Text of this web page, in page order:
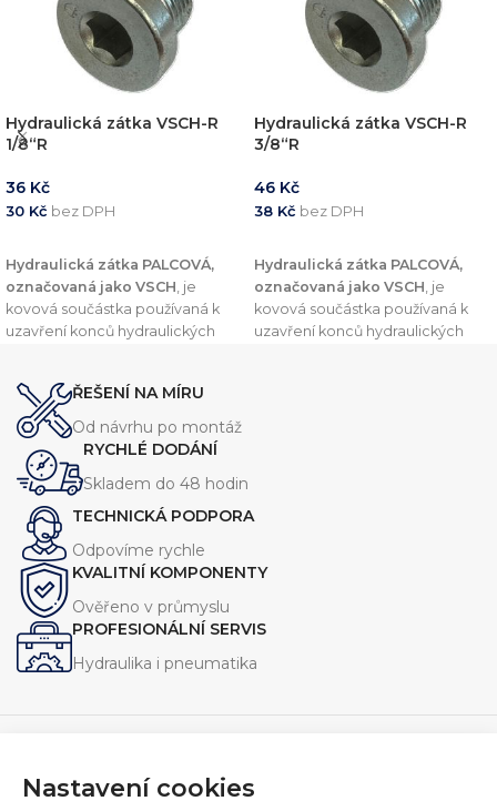
Nastavení cookies
Hydraulická zátka VSCH-R
1/8“R
36 Kč
30 Kč bez DPH
Hydraulická zátka PALCOVÁ,
označovaná jako VSCH , je
kovová součástka používaná k
uzavření konců hydraulických
s normouDIN 2353, což zajišťuje
vysokou kvalitu a kompatibilitu s
dalšími komponenty v
hydraulických systémech.
Hydraulická zátka VSCH-R
3/8“R
46 Kč
38 Kč bez DPH
Hydraulická zátka PALCOVÁ,
označovaná jako VSCH , je
kovová součástka používaná k
uzavření konců hydraulických
ŘEŠENÍ NA MÍRU
Od návrhu po montáž
RYCHLÉ DODÁNÍ
Skladem do 48 hodin
TECHNICKÁ PODPORA
Odpovíme rychle
KVALITNÍ KOMPONENTY
Ověřeno v průmyslu
PROFESIONÁLNÍ SERVIS
Hydraulika i pneumatika